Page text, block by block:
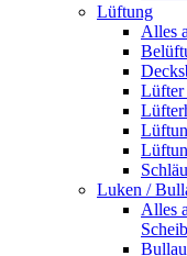
Lüftung
Alles
Lüfter
Luken /
Alles